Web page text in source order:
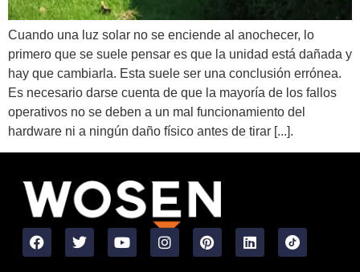
Cuando una luz solar no se enciende al anochecer, lo
primero que se suele pensar es que la unidad está dañada y
hay que cambiarla. Esta suele ser una conclusión errónea.
Es necesario darse cuenta de que la mayoría de los fallos
operativos no se deben a un mal funcionamiento del
hardware ni a ningún daño físico antes de tirar [...].